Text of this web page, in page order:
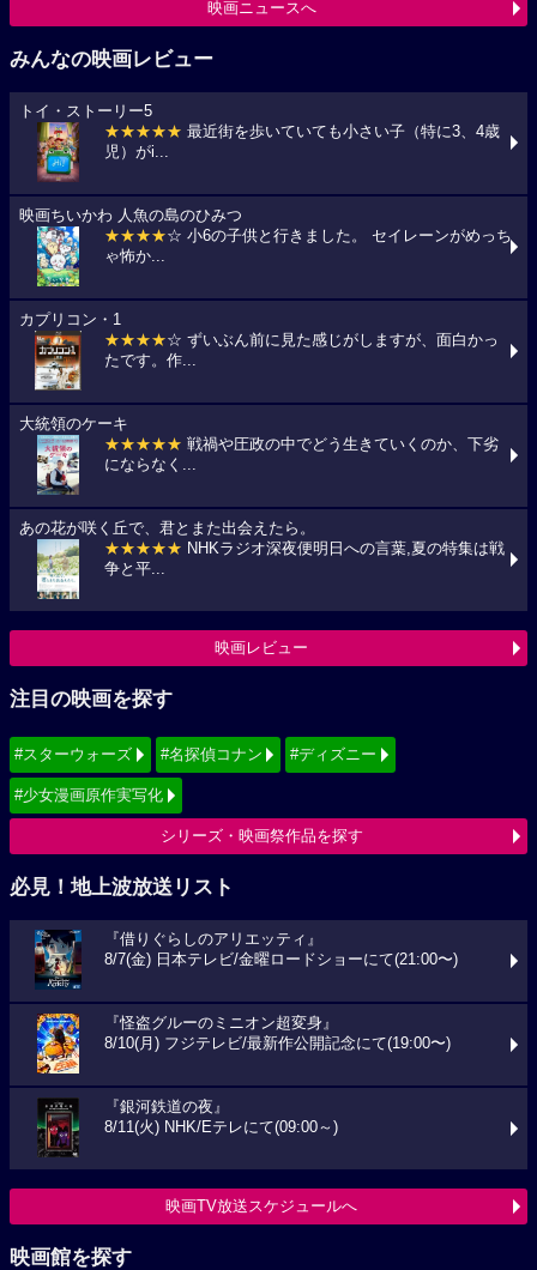
映画ニュースへ
みんなの映画レビュー
トイ・ストーリー5
★★★★★ 最近街を歩いていても小さい子（特に3、4歳
児）がi...
映画ちいかわ 人魚の島のひみつ
★★★★☆ 小6の子供と行きました。 セイレーンがめっち
ゃ怖か...
カプリコン・1
★★★★☆ ずいぶん前に見た感じがしますが、面白かっ
たです。作...
大統領のケーキ
★★★★★ 戦禍や圧政の中でどう生きていくのか、下劣
にならなく...
あの花が咲く丘で、君とまた出会えたら。
★★★★★ NHKラジオ深夜便明日への言葉,夏の特集は戦
争と平...
映画レビュー
注目の映画を探す
#スターウォーズ #名探偵コナン #ディズニー
#少女漫画原作実写化
シリーズ・映画祭作品を探す
必見！地上波放送リスト
『借りぐらしのアリエッティ』
8/7(金) 日本テレビ/金曜ロードショーにて(21:00〜)
『怪盗グルーのミニオン超変身』
8/10(月) フジテレビ/最新作公開記念にて(19:00〜)
『銀河鉄道の夜』
8/11(火) NHK/Eテレにて(09:00～)
映画TV放送スケジュールへ
映画館を探す